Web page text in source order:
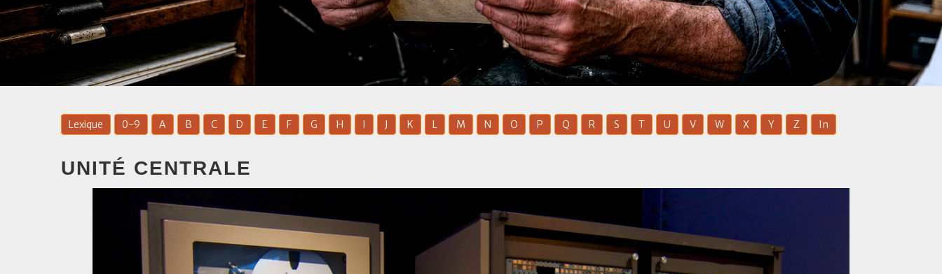
Lexique 0-9 A B C D E F G H I J K L M N O P Q R S T U V W X Y Z In
UNITÉ CENTRALE